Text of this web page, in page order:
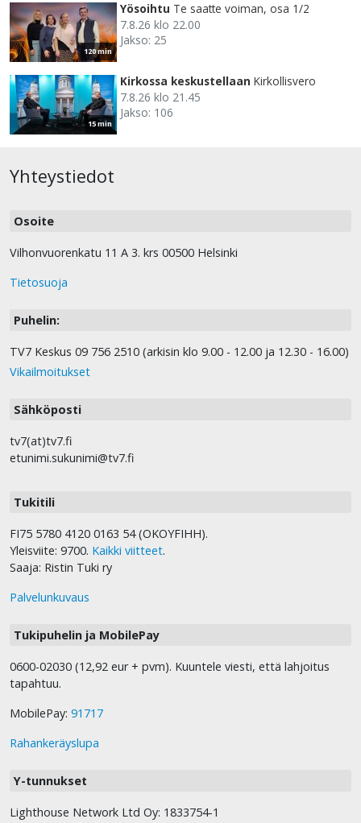
120 min
Yösoihtu Te saatte voiman, osa 1/2
7.8.26 klo 22.00
Jakso: 25
15 min
Kirkossa keskustellaan Kirkollisvero
7.8.26 klo 21.45
Jakso: 106
Yhteystiedot
Osoite
Vilhonvuorenkatu 11 A 3. krs 00500 Helsinki
Tietosuoja
Puhelin:
TV7 Keskus 09 756 2510 (arkisin klo 9.00 - 12.00 ja 12.30 - 16.00)
Vikailmoitukset
Sähköposti
tv7(at)tv7.fi
etunimi.sukunimi@tv7.fi
Tukitili
FI75 5780 4120 0163 54 (OKOYFIHH).
Yleisviite: 9700. Kaikki viitteet.
Saaja: Ristin Tuki ry
Palvelunkuvaus
Tukipuhelin ja MobilePay
0600-02030 (12,92 eur + pvm). Kuuntele viesti, että lahjoitus
tapahtuu.
MobilePay: 91717
Rahankeräyslupa
Y-tunnukset
Lighthouse Network Ltd Oy: 1833754-1